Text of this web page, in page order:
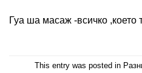
Гуа ша масаж -всичко ,което
This entry was posted in